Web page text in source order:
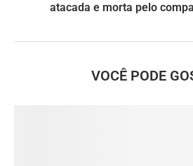
atacada e morta pelo
VOCÊ PODE